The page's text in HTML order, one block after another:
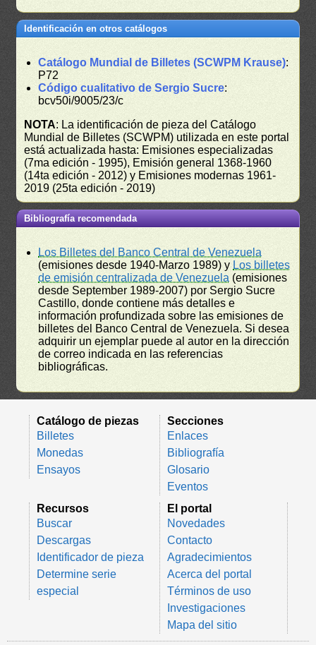
Identificación en otros catálogos
Catálogo Mundial de Billetes (SCWPM Krause):
P72
Código cualitativo de Sergio Sucre:
bcv50i/9005/23/c
NOTA: La identificación de pieza del Catálogo
Mundial de Billetes (SCWPM) utilizada en este portal
está actualizada hasta: Emisiones especializadas
(7ma edición - 1995), Emisión general 1368-1960
(14ta edición - 2012) y Emisiones modernas 1961-
2019 (25ta edición - 2019)
Bibliografía recomendada
Los Billetes del Banco Central de Venezuela
(emisiones desde 1940-Marzo 1989) y Los billetes
de emisión centralizada de Venezuela (emisiones
desde September 1989-2007) por Sergio Sucre
Castillo, donde contiene más detalles e
información profundizada sobre las emisiones de
billetes del Banco Central de Venezuela. Si desea
adquirir un ejemplar puede al autor en la dirección
de correo indicada en las referencias
bibliográficas.
Catálogo de piezas
Billetes
Monedas
Ensayos
Secciones
Enlaces
Bibliografía
Glosario
Eventos
Recursos
Buscar
Descargas
Identificador de pieza
Determine serie
especial
El portal
Novedades
Contacto
Agradecimientos
Acerca del portal
Términos de uso
Investigaciones
Mapa del sitio